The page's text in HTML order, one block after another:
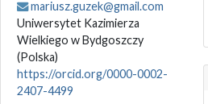
mariusz.guzek@gmail.com
Uniwersytet Kazimierza
Wielkiego w Bydgoszczy
(Polska)
https://orcid.org/0000-0002-
2407-4499